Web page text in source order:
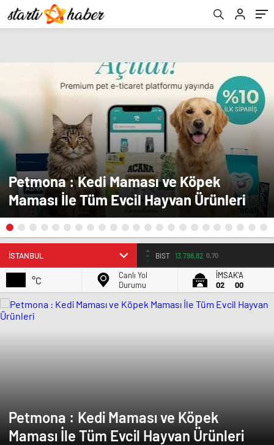
Petmona : Kedi Maması ve Köpek
Maması İle Tüm Evcil Hayvan Ürünleri
BIST 13.798,82 0,70
°C
Canlı Yol
Durumu
İMSAK'A
02
00
Petmona : Kedi Maması ve Köpek
Maması İle Tüm Evcil Hayvan Ürünleri